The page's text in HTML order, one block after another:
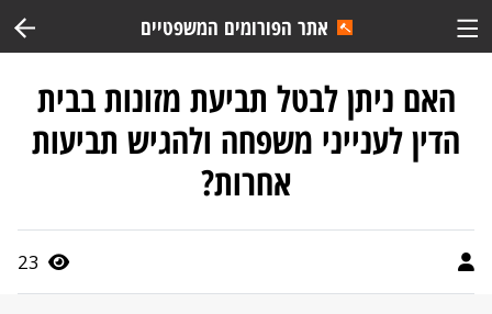
אתר הפורומים המשפטיים
האם ניתן לבטל תביעת מזונות בבית
הדין לענייני משפחה ולהגיש תביעות
אחרות?
23